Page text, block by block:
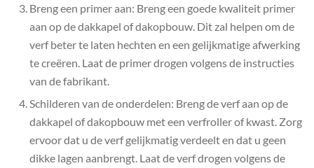
Breng een primer aan: Breng een goede kwaliteit primer
aan op de dakkapel of dakopbouw. Dit zal helpen om de
verf beter te laten hechten en een gelijkmatige afwerking
te creëren. Laat de primer drogen volgens de instructies
van de fabrikant.
Schilderen van de onderdelen: Breng de verf aan op de
dakkapel of dakopbouw met een verfroller of kwast. Zorg
ervoor dat u de verf gelijkmatig verdeelt en dat u geen
dikke lagen aanbrengt. Laat de verf drogen volgens de